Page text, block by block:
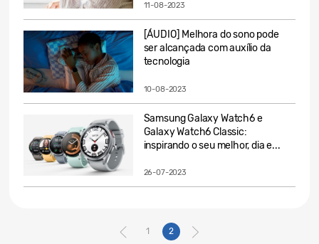
11-08-2023
[ÁUDIO] Melhora do sono pode
ser alcançada com auxílio da
tecnologia
10-08-2023
Samsung Galaxy Watch6 e
Galaxy Watch6 Classic:
inspirando o seu melhor, dia e...
26-07-2023
1 2